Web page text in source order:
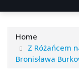
Home
Z Różańcem
Bronisława